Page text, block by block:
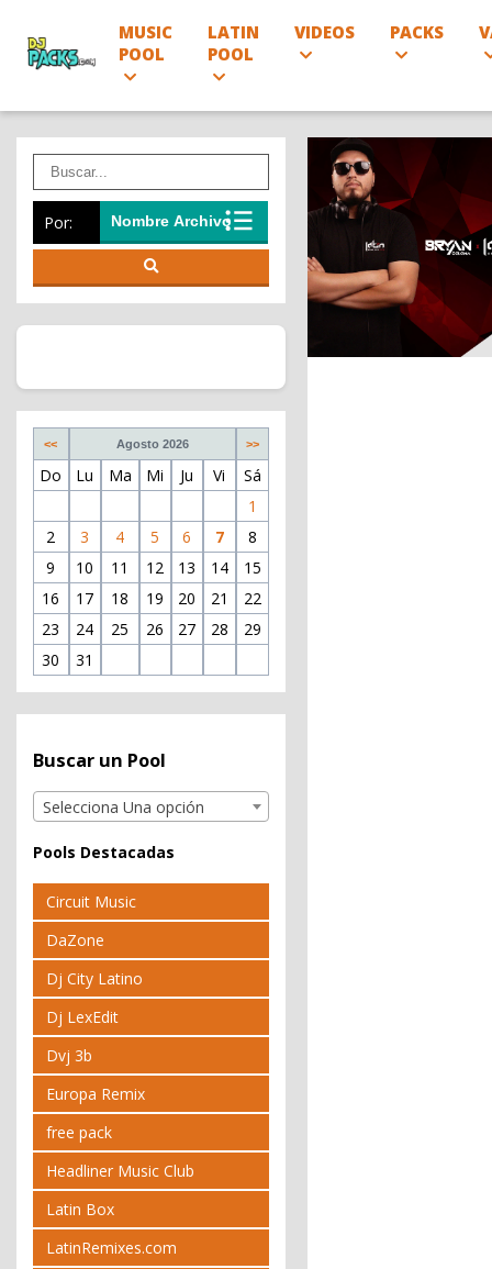
MUSIC
POOL
LATIN
POOL
VIDEOS PACKS
Por:
<< Agosto 2026 >>
Do Lu Ma Mi Ju Vi
Sá
1
2
3 4 5 6 7
8
9
10 11 12 13 14
15
16
17 18 19 20 21
22
23
24 25 26 27 28
29
30
31
Buscar un Pool
Selecciona Una opción
Pools Destacadas
Circuit Music
DaZone
Dj City Latino
Dj LexEdit
Dvj 3b
Europa Remix
free pack
Headliner Music Club
Latin Box
LatinRemixes.com